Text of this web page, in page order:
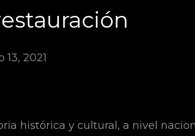
13, 2021
histórica y cultural, a nivel